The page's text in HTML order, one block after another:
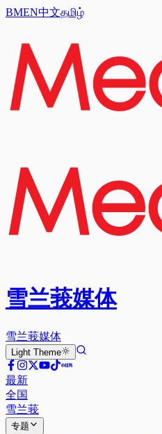
BMEN中文தமிழ்
雪兰莪媒体
雪兰莪媒体
Light Theme
最新
全国
雪兰莪
专题